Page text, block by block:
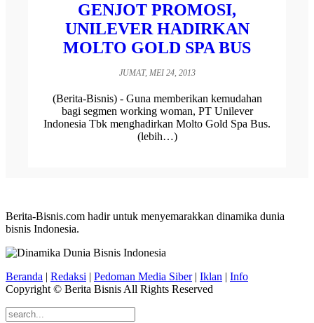
GENJOT PROMOSI,
UNILEVER HADIRKAN
MOLTO GOLD SPA BUS
JUMAT, MEI 24, 2013
(Berita-Bisnis) - Guna memberikan kemudahan
bagi segmen working woman, PT Unilever
Indonesia Tbk menghadirkan Molto Gold Spa Bus.
(lebih…)
Berita-Bisnis.com hadir untuk menyemarakkan dinamika dunia
bisnis Indonesia.
Beranda | Redaksi | Pedoman Media Siber| Iklan | Info
Copyright © Berita Bisnis All Rights Reserved